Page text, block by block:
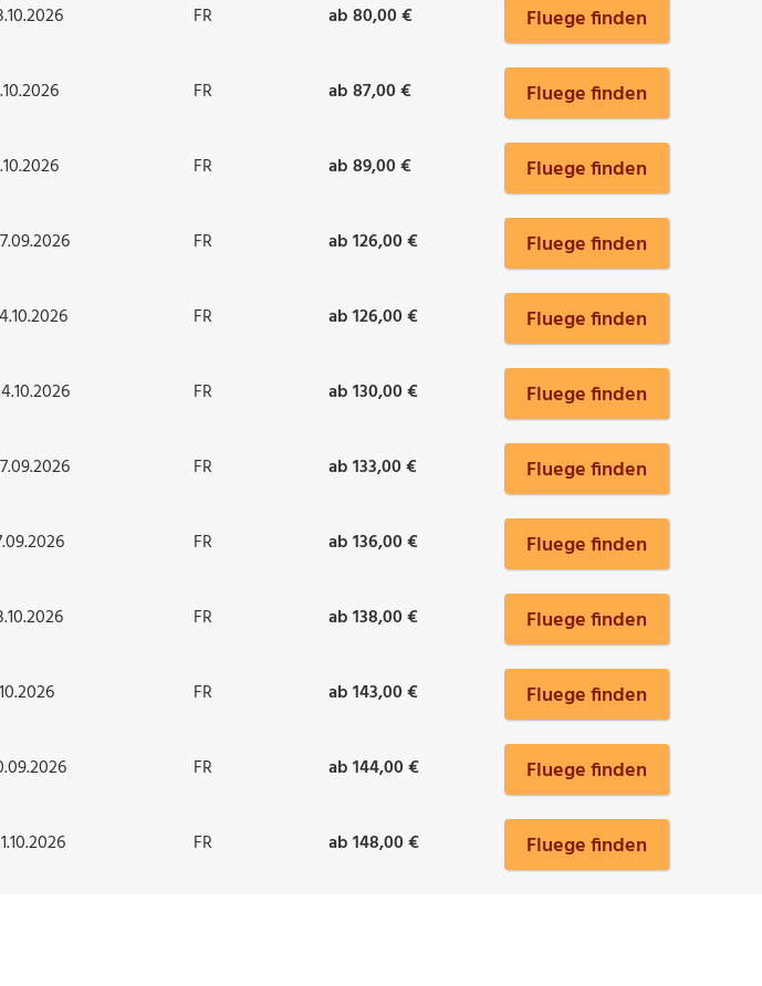
FR ab 80,00 € Fluege finden
FR ab 87,00 € Fluege finden
FR ab 89,00 € Fluege finden
FR ab 126,00 € Fluege finden
FR ab 126,00 € Fluege finden
FR ab 130,00 € Fluege finden
FR ab 133,00 € Fluege finden
FR ab 136,00 € Fluege finden
FR ab 138,00 € Fluege finden
FR ab 143,00 € Fluege finden
FR ab 144,00 € Fluege finden
FR ab 148,00 € Fluege finden